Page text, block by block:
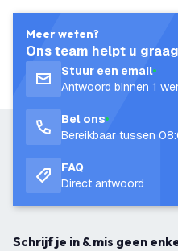
Meer weten?
Ons team helpt u
Stuur een email
Antwoord binnen 1
Bel ons
Bereikbaar tussen
FAQ
Direct antwoord
Schrijf je in & mis geen